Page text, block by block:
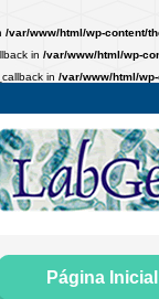
/var/www/html/wp-content/
in /var/www/html/wp-
in /var/www/html/
Página Inicial